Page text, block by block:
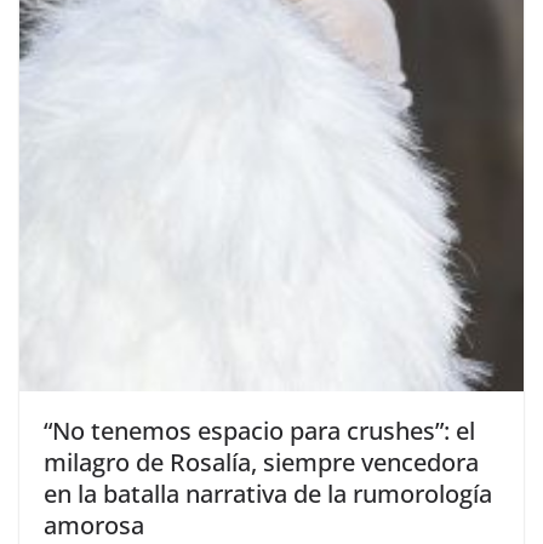
​“No tenemos espacio para crushes”: el
milagro de Rosalía, siempre vencedora
en la batalla narrativa de la rumorología
amorosa